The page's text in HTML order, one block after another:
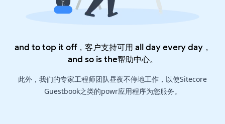
and to top it off，客户支持可用 all day every day，
and so is the帮助中心。
此外，我们的专家工程师团队昼夜不停地工作，以使Sitecore
Guestbook之类的powr应用程序为您服务。